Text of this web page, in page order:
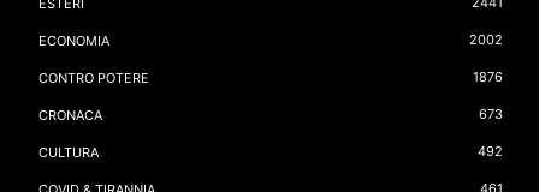
ECONOMIA 2002
CONTRO POTERE 1876
CRONACA 673
CULTURA 492
461